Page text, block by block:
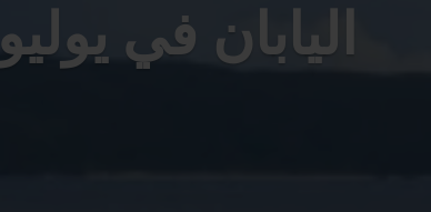
اليابان في يوليو